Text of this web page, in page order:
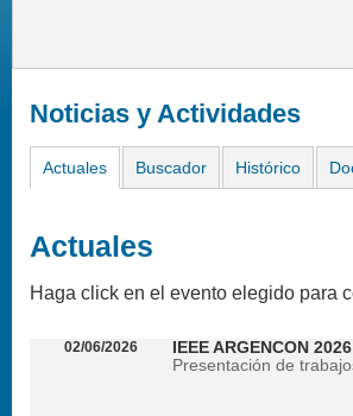
Noticias y Actividades
Actuales Buscador Histórico
Actuales
Haga click en el evento elegido para
02/06/2026
IEEE ARGENCON 2026
Presentación de